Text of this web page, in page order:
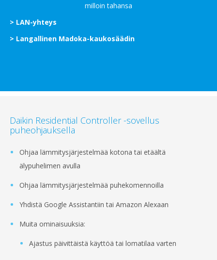
milloin tahansa
> LAN-yhteys
> Langallinen Madoka-kaukosäädin
Daikin Residential Controller -sovellus
puheohjauksella
Ohjaa lämmitysjärjestelmää kotona tai etäältä
älypuhelimen avulla
Ohjaa lämmitysjärjestelmää puhekomennoilla
Yhdistä Google Assistantiin tai Amazon Alexaan
Muita ominaisuuksia:
Ajastus päivittäistä käyttöä tai lomatilaa varten